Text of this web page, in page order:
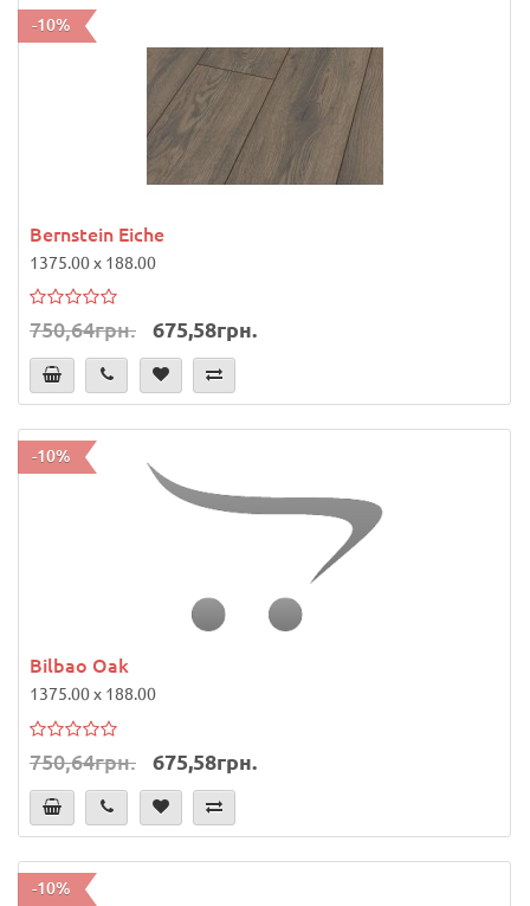
-10%
Bernstein Eiche
1375.00 x 188.00
750,64грн. 675,58грн.
-10%
Bilbao Oak
1375.00 x 188.00
750,64грн. 675,58грн.
-10%